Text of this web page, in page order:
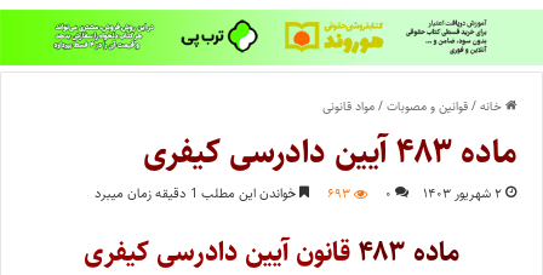
خانه/قوانین و مصوبات/مواد قانونی
ماده ۴۸۳ آیین دادرسی کیفری
۲ شهریور ۱۴۰۳ ۰ ۶۹۳ خواندن این مطلب 1 دقیقه زمان میبرد
ماده ۴۸۳
قانون آیین دادرسی کیفری